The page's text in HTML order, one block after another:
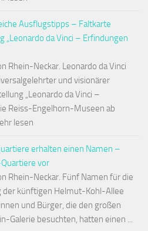
Ausflugstipps – Faltkarte
da Vinci – Erfindungen
Rhein-Neckar. Leonardo da Vinci
und visionärer
„Leonardo da Vinci –
Reiss-Engelhorn-Museen ab
lesen
erhalten einen Namen –
vor
Rhein-Neckar. Fünf Namen für die
der künftigen Helmut-Kohl-Allee
und Bürger, die den großen
Galerie besuchten, hatten einen ...